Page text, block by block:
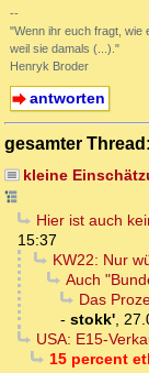
--
"Wenn ihr euch fragt, wie
weil sie damals (...)."
Henryk Broder
antworten
gesamter Thread:
kleine
Hier ist auch
15:37
KW22: Nur
Auch
Das
- stokk',
USA: E15-
15 percent